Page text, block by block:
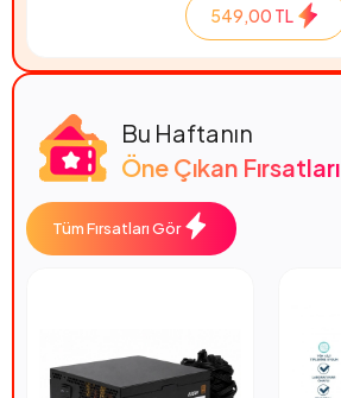
549,00 TL
Bu Haftanın
Öne Çıkan Fırsatları
Tüm Fırsatları Gör